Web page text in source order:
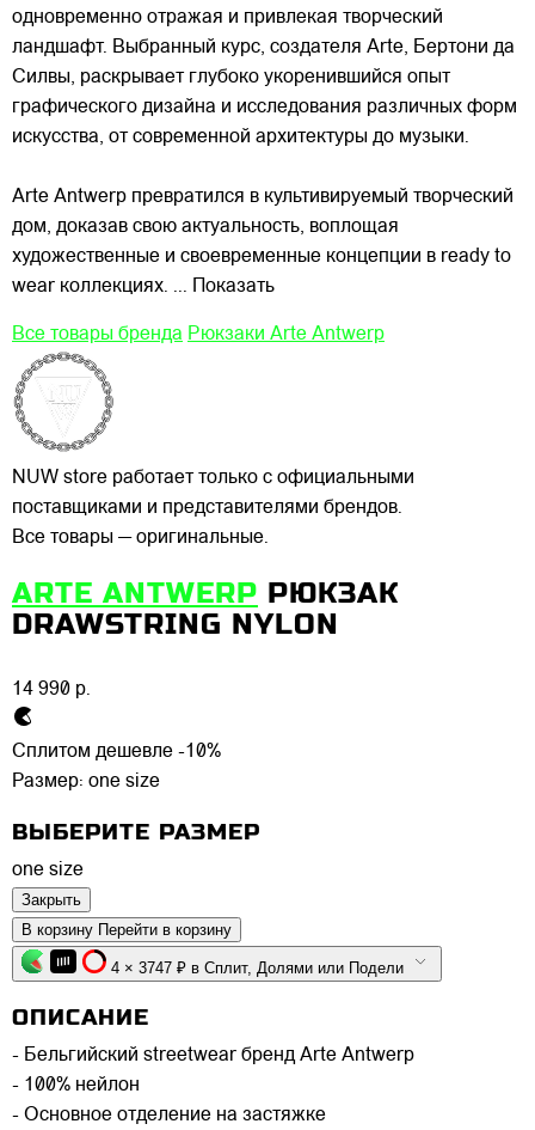
одновременно отражая и привлекая творческий
ландшафт. Выбранный курс, создателя Arte, Бертони да
Силвы, раскрывает глубоко укоренившийся опыт
графического дизайна и исследования различных форм
искусства, от современной архитектуры до музыки.
Arte Antwerp превратился в культивируемый творческий
дом, доказав свою актуальность, воплощая
художественные и своевременные концепции в ready to
wear коллекциях. ... Показать
Все товары бренда Рюкзаки Arte Antwerp
NUW store работает только с официальными
поставщиками и представителями брендов.
Все товары — оригинальные.
ARTE ANTWERP РЮКЗАК
DRAWSTRING NYLON
14 990 р.
Сплитом дешевле -10%
Размер: one size
ВЫБЕРИТЕ РАЗМЕР
one size
Закрыть
В корзину Перейти в корзину
4 × 3747 ₽ в Сплит, Долями или Подели
ОПИСАНИЕ
- Бельгийский streetwear бренд Arte Antwerp
- 100% нейлон
- Основное отделение на застяжке